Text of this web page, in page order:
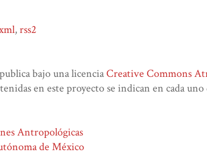
,rss2
bajo una licenciaCreative Commons
en este proyecto se indican en cada
Antropológicas
de México